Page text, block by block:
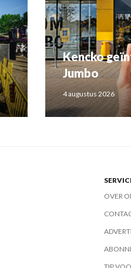
Kencko
Jumbo
4 augustus 2026
OVER